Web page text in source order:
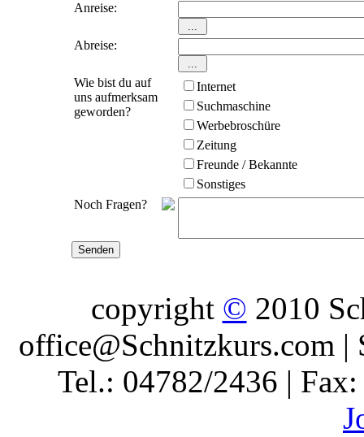
Anreise:
Abreise:
Wie bist du auf
uns aufmerksam
geworden?
Internet
Suchmaschine
Werbebroschüre
Zeitung
Freunde / Bekannte
Sonstiges
Noch Fragen?
copyright © 2010
office@Schnitzkurs.com |
Tel.: 04782/2436 |